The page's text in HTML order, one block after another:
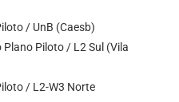
/ UnB (Caesb)
Piloto / L2 Sul (Vila
/ L2-W3 Norte